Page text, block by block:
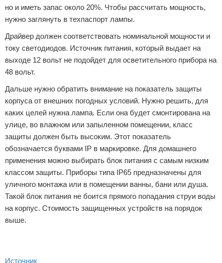
но и иметь запас около 20%. Чтобы рассчитать мощность,
нужно заглянуть в техпаспорт лампы.
Драйвер должен соответствовать номинальной мощности и
току светодиодов. Источник питания, который выдает на
выходе 12 вольт не подойдет для осветительного прибора на
48 вольт.
Дальше нужно обратить внимание на показатель защиты
корпуса от внешних погодных условий. Нужно решить, для
каких целей нужна лампа. Если она будет смонтирована на
улице, во влажном или запыленном помещении, класс
защиты должен быть высоким. Этот показатель
обозначается буквами IP в маркировке. Для домашнего
применения можно выбирать блок питания с самым низким
классом защиты. Приборы типа IP65 предназначены для
уличного монтажа или в помещении ванны, бани или душа.
Такой блок питания не боится прямого попадания струи воды
на корпус. Стоимость защищенных устройств на порядок
выше.
Источник